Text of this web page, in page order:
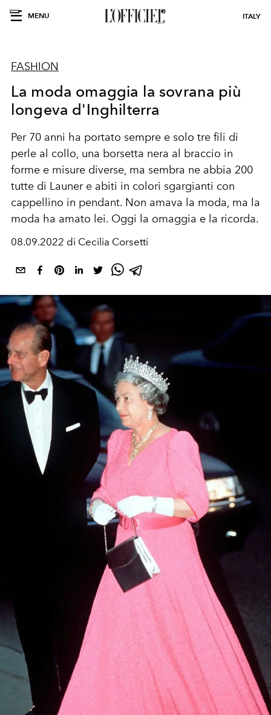
MENU ITALY
FASHION
La moda omaggia la sovrana più
longeva d'Inghilterra
Per 70 anni ha portato sempre e solo tre fili di
perle al collo, una borsetta nera al braccio in
forme e misure diverse, ma sembra ne abbia 200
tutte di Launer e abiti in colori sgargianti con
cappellino in pendant. Non amava la moda, ma la
moda ha amato lei. Oggi la omaggia e la ricorda.
08.09.2022 di Cecilia Corsetti